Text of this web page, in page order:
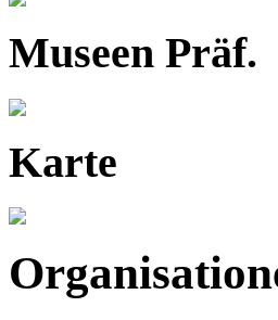
Museen Präf.
Karte